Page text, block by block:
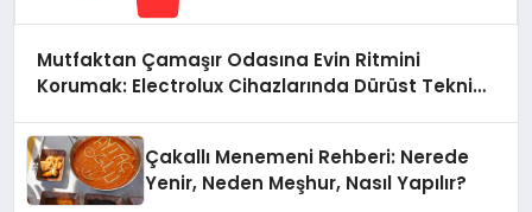
Mutfaktan Çamaşır Odasına Evin Ritmini
Korumak: Electrolux Cihazlarında Dürüst Teknik
Çakallı Menemeni Rehberi: Nerede
Yenir, Neden Meşhur, Nasıl Yapılır?